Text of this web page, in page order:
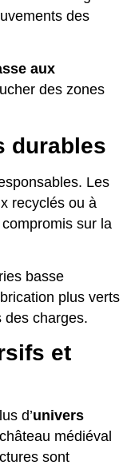
des
aux
des zones
durables
Les
recyclés ou à
sur la
basse
plus verts
charges.
et
d’univers
médiéval
sont